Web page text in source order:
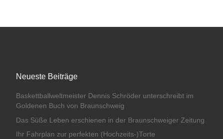
Neueste Beiträge
Baskettballweltmeister Dennis Schröder unterschreibt im
Goldenen Buch von Braunschweig
Das Süße Leben erschienen in der Braunschweiger Zeitung
Ihr Fahrplan zur perfekten (Hochzeits-)Torte